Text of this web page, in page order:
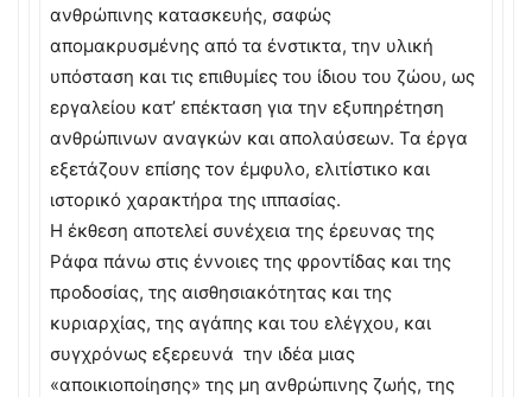
ανθρώπινης κατασκευής, σαφώς
απομακρυσμένης από τα ένστικτα, την υλική
υπόσταση και τις επιθυμίες του ίδιου του ζώου, ως
εργαλείου κατ’ επέκταση για την εξυπηρέτηση
ανθρώπινων αναγκών και απολαύσεων. Τα έργα
εξετάζουν επίσης τον έμφυλο, ελιτίστικο και
ιστορικό χαρακτήρα της ιππασίας.
Η έκθεση αποτελεί συνέχεια της έρευνας της
Ράφα πάνω στις έννοιες της φροντίδας και της
προδοσίας, της αισθησιακότητας και της
κυριαρχίας, της αγάπης και του ελέγχου, και
συγχρόνως εξερευνά την ιδέα μιας
«αποικιοποίησης» της μη ανθρώπινης ζωής, της